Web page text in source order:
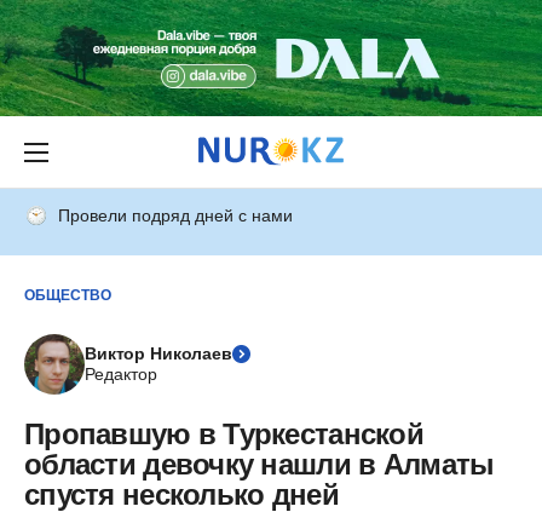
Провели подряд дней с нами
ОБЩЕСТВО
Виктор Николаев
Редактор
Пропавшую в Туркестанской
области девочку нашли в Алматы
спустя несколько дней